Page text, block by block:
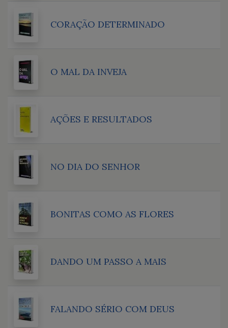
CORAÇÃO DETERMINADO
O MAL DA INVEJA
AÇÕES E RESULTADOS
NO DIA DO SENHOR
BONITAS COMO AS FLORES
DANDO UM PASSO A MAIS
FALANDO SÉRIO COM DEUS